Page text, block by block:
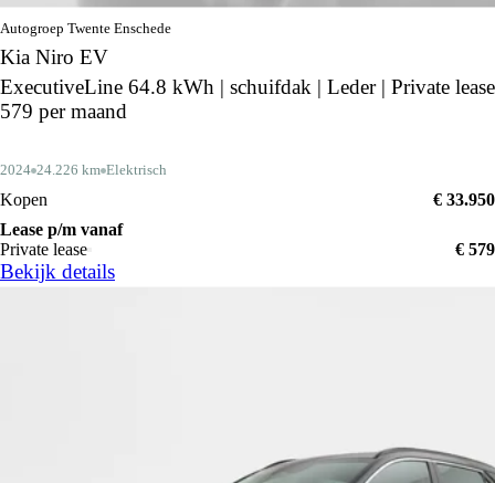
Autogroep Twente Enschede
Kia Niro EV
ExecutiveLine 64.8 kWh | schuifdak | Leder | Private lease
579 per maand
2024 24.226 km Elektrisch
Kopen
€ 33.950
Lease p/m vanaf
Private lease
€ 579
Bekijk details